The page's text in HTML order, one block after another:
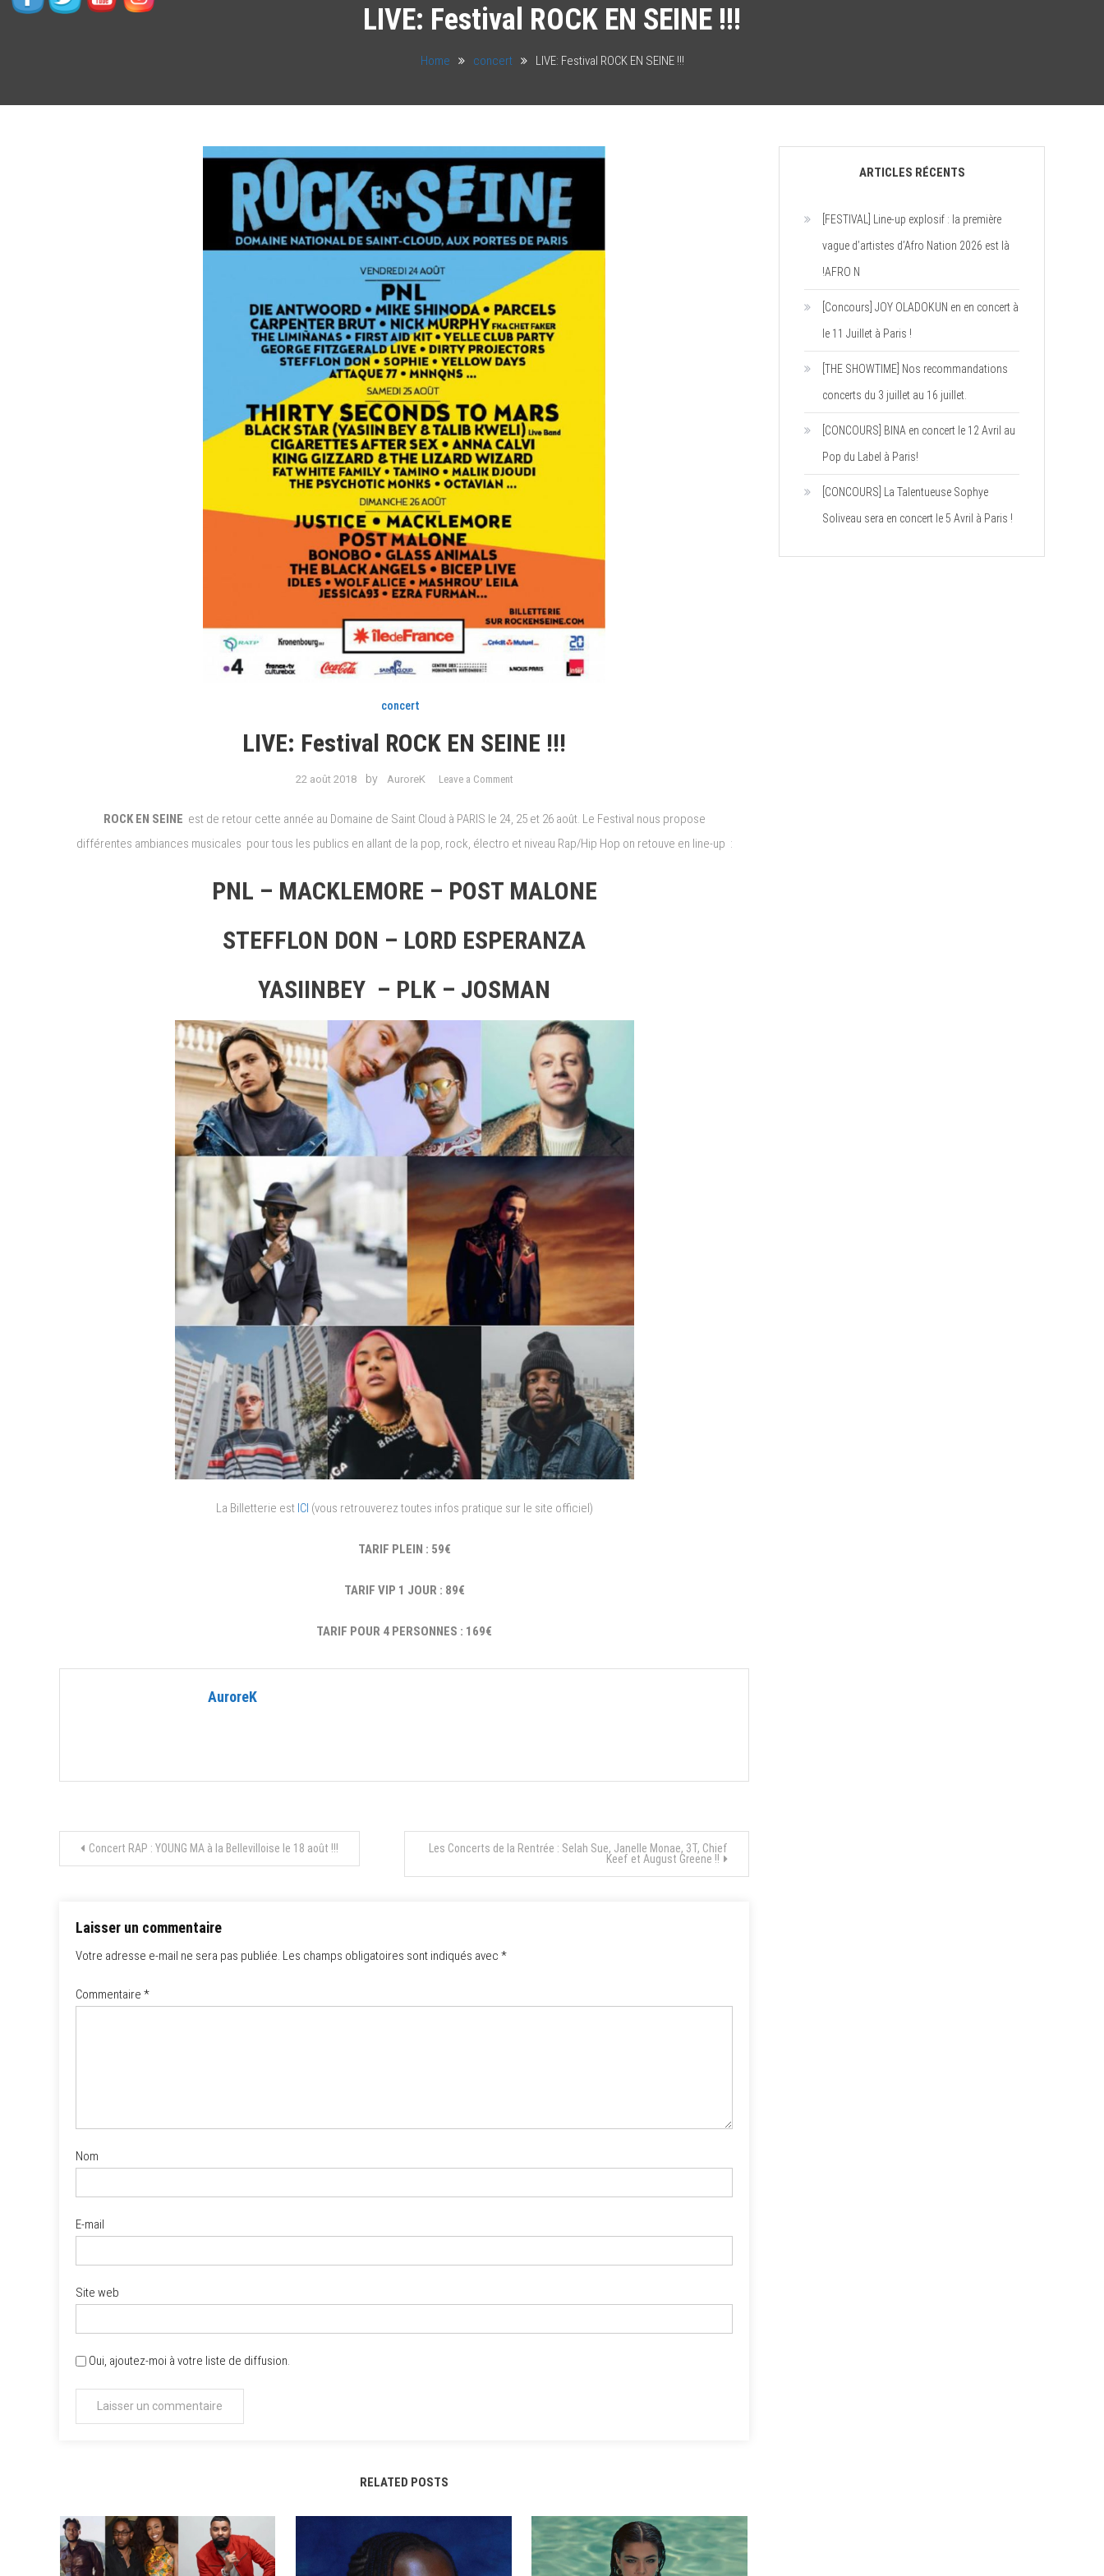
LIVE: Festival ROCK EN SEINE !!!
Home concert LIVE: Festival ROCK EN SEINE !!!
concert
LIVE: Festival ROCK EN SEINE !!!
22 août 2018 by AuroreK Leave a Commenton
Festival
!!!
ROCK EN SEINE est de retour cette année au Domaine de Saint Cloud à PARIS le 24, 25 et 26 août. Le Festival nous propose
différentes ambiances musicales pour tous les publics en allant de la pop, rock, électro et niveau Rap/Hip Hop on retouve en line-up :
PNL – MACKLEMORE – POST MALONE
STEFFLON DON – LORD ESPERANZA
YASIINBEY – PLK – JOSMAN
La Billetterie est ICI (vous retrouverez toutes infos pratique sur le site officiel)
TARIF PLEIN : 59€
TARIF VIP 1 JOUR : 89€
TARIF POUR 4 PERSONNES : 169€
AuroreK
Navigation
l’article
Concert RAP : YOUNG MA à la Bellevilloise le 18 août !!!
Les Concerts de la Rentrée : Selah Sue, Janelle Monae, 3T, Chief
Keef et August Greene !!
Laisser un commentaire
Votre adresse e-mail ne sera pas publiée. Les champs obligatoires sont indiqués avec *
Commentaire *
Nom
E-mail
Site web
Oui, ajoutez-moi à votre liste de diffusion.
RELATED POSTS
ARTICLES RÉCENTS
[FESTIVAL] Line-up explosif : la première
vague d’artistes d’Afro Nation 2026 est là
!AFRO N
[Concours] JOY OLADOKUN en en concert à
le 11 Juillet à Paris !
[THE SHOWTIME] Nos recommandations
concerts du 3 juillet au 16 juillet.
[CONCOURS] BINA en concert le 12 Avril au
Pop du Label à Paris!
[CONCOURS] La Talentueuse Sophye
Soliveau sera en concert le 5 Avril à Paris !